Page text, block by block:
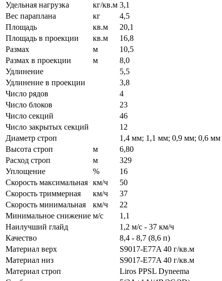
Удельная нагрузка
кг/кв.м 3,1
Вес параплана
кг 4,5
Площадь
кв.м 20,1
Площадь в проекции
кв.м 16,8
Размах
м 10,5
Размах в проекции
м 8,0
Удлинение
5,5
Удлинение в проекции
3,8
Число рядов
4
Число блоков
23
Число секций
46
Число закрытых секций
12
Диаметр строп
1,4 мм; 1,1 мм; 0,9 мм; 0,6 мм
Высота строп
м 6,80
Расход строп
м 329
Уплощение
% 16
Скорость максимальная км/ч 50
Скорость триммерная
км/ч 37
Скорость минимальная
км/ч 22
Минимальное снижение м/с 1,1
Наилучший глайд
1,2 м/с - 37 км/ч
Качество
8,4 - 8,7 (8,6 п)
Материал верх
S9017-E77A 40 г/кв.м
Материал низ
S9017-E77A 40 г/кв.м
Материал строп
Liros PPSL Dyneema